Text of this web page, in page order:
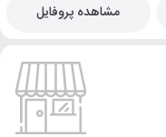
مشاهده پروفایل